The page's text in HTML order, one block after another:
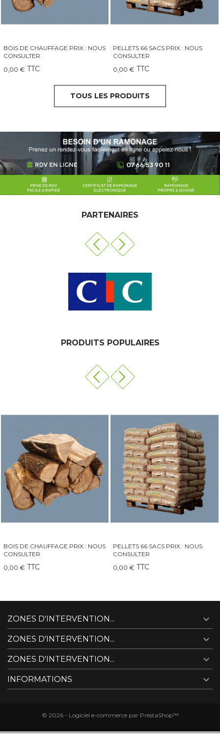
PELLETS 66 SACS PRIX : NOUS
CONSULTER
0,00 € TTC
QAÏTO 30 GRAND INSERT-
CHEMINÉE-POÊLE
249,00 € TTC
TOUS LES PRODUITS
PARTENAIRES
PRODUITS POPULAIRES
PELLETS 66 SACS PRIX : NOUS
CONSULTER
0,00 € TTC
QAÏTO 30 GRAND INSERT-
CHEMINÉE-POÊLE
249,00 € TTC
ZONES D'INTERVENTION... 
ZONES D'INTERVENTION... 
ZONES D'INTERVENTION... 
INFORMATIONS 
© 2026 - Logiciel e-commerce par PrestaShop™